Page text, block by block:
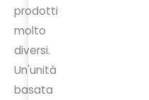
prodotti
molto
diversi.
Un'unità
basata